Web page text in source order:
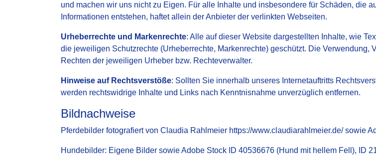
und machen wir uns nicht zu Eigen. Für alle Inhalte und insbesondere für Schäden, die
Informationen entstehen, haftet allein der Anbieter der verlinkten Webseiten.
Urheberrechte und Markenrechte: Alle auf dieser Website dargestellten Inhalte, wie
die jeweiligen Schutzrechte (Urheberrechte, Markenrechte) geschützt. Die Verwendung,
Rechten der jeweiligen Urheber bzw. Rechteverwalter.
Hinweise auf Rechtsverstöße: Sollten Sie innerhalb unseres Internetauftritts
werden rechtswidrige Inhalte und Links nach Kenntnisnahme unverzüglich entfernen.
Bildnachweise
Pferdebilder fotografiert von Claudia Rahlmeier https://www.claudiarahlmeier.de/sowie
Hundebilder: Eigene Bilder sowie Adobe Stock ID 40536676 (Hund mit hellem Fell), ID